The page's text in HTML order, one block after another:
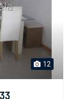
12